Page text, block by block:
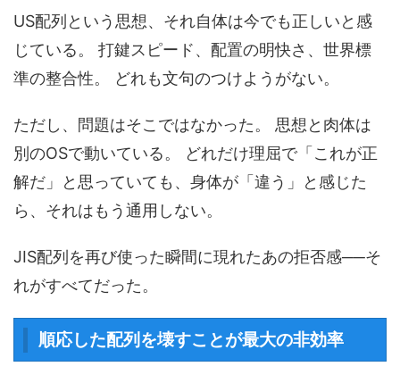
US配列という思想、それ自体は今でも正しいと感
じている。 打鍵スピード、配置の明快さ、世界標
準の整合性。 どれも文句のつけようがない。
ただし、問題はそこではなかった。 思想と肉体は
別のOSで動いている。 どれだけ理屈で「これが正
解だ」と思っていても、身体が「違う」と感じた
ら、それはもう通用しない。
JIS配列を再び使った瞬間に現れたあの拒否感──そ
れがすべてだった。
順応した配列を壊すことが最大の非効率